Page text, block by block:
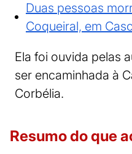
Duas pessoas
Coqueiral, em
Ela foi ouvida pelas
ser encaminhada à
Corbélia.
Resumo do que